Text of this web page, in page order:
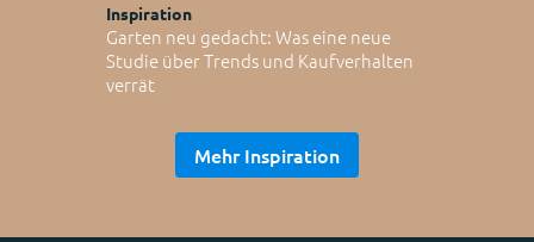
Inspiration
Garten neu gedacht: Was eine neue
Studie über Trends und Kaufverhalten
verrät
Mehr Inspiration